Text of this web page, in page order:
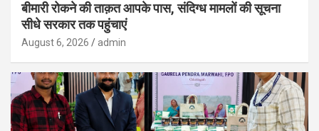
बीमारी रोकने की ताक़त आपके पास, संदिग्ध मामलों की सूचना
सीधे सरकार तक पहुंचाएं
August 6, 2026 admin